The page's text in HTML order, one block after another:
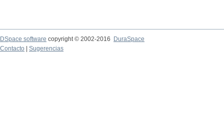
DSpace software copyright © 2002-2016
DuraSpace
Contacto
Sugerencias